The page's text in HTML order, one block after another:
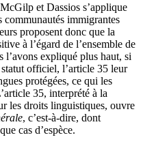
et Dassios s’applique
communautés immigrantes
proposent donc que la
à l’égard de l’ensemble de
l’avons expliqué plus haut, si
officiel, l’article 35 leur
protégées, ce qui les
35, interprété à la
les droits linguistiques, ouvre
, c’est-à-dire, dont
cas d’espèce.